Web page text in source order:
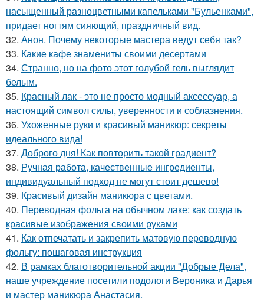
насыщенный разноцветными капельками "Бульенками",
придает ногтям сияющий, праздничный вид.
32. Анон. Почему некоторые мастера ведут себя так?
33. Какие кафе знамениты своими десертами
34. Странно, но на фото этот голубой гель выглядит
белым.
35. Красный лак - это не просто модный аксессуар, а
настоящий символ силы, уверенности и соблазнения.
36. Ухоженные руки и красивый маникюр: секреты
идеального вида!
37. Доброго дня! Как повторить такой градиент?
38. Ручная работа, качественные ингредиенты,
индивидуальный подход не могут стоит дешево!
39. Красивый дизайн маникюра с цветами.
40. Переводная фольга на обычном лаке: как создать
красивые изображения своими руками
41. Как отпечатать и закрепить матовую переводную
фольгу: пошаговая инструкция
42. В рамках благотворительной акции "Добрые Дела",
наше учреждение посетили подологи Вероника и Дарья
и мастер маникюра Анастасия.